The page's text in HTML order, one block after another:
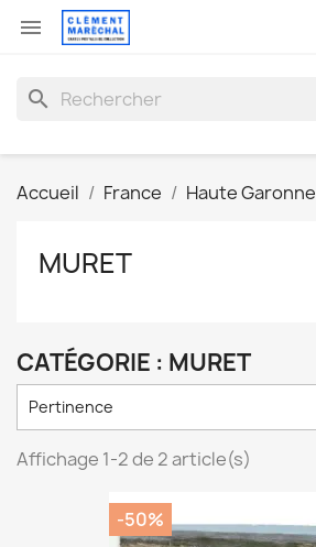

search
Accueil France Haute Garonne
MURET
CATÉGORIE : MURET
Pertinence
Affichage 1-2 de 2 article(s)
-50%